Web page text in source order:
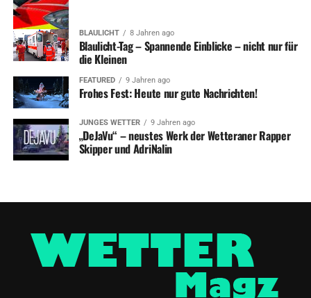
BLAULICHT 8 Jahren ago
Blaulicht-Tag – Spannende Einblicke – nicht nur für
die Kleinen
FEATURED 9 Jahren ago
Frohes Fest: Heute nur gute Nachrichten!
JUNGES WETTER 9 Jahren ago
„DeJaVu“ – neustes Werk der Wetteraner Rapper
Skipper und AdriNalin